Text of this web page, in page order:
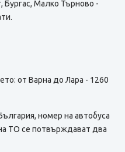
Бургас, Малко Търново -
от Варна до Лара - 1260
номер на автобуса
TО се потвърждават два